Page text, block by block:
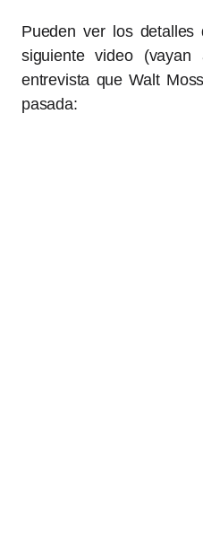
Pueden ver los detalles
siguiente video
entrevista que Walt
pasada: